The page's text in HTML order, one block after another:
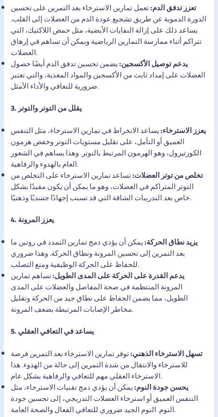
تعزز تدفق الدم:تعمل تمارين الاسترخاء بعد التمرين على تحسين
الدورة الدموية عن طريق تشجيع عودة الدم من العضلات إلى القلب.
يساعد ذلك على إزالة النفايات الأيضية، مثل حمض اللاكتيك، التي
تتراكم أثناء ممارسة التمارين الرياضية ويمكن أن تساهم في إرهاق
العضلات.
يدعم توصيل الأكسجين:يضمن تحسين تدفق الدم أيضًا حصول
العضلات على إمداد ثابت من الأكسجين والمواد المغذية، والتي تعتبر
ضرورية للتعافي والأداء الأمثل.
3. يقلل من التوتر والتوتر
يعزز الاسترخاء:يساعد الانخراط في تمارين الاسترخاء، مثل التنفس
العميق أو التأمل، على تقليل مستويات التوتر وخفض هرمون
الكورتيزول، وهو الهرمون المرتبط بالتوتر. وهذا يساهم في الشعور
العام بالهدوء والرفاهية.
تخلص من توتر العضلات:تساعد تمارين الاسترخاء على التخلص من
التوتر المتراكم في العضلات، وهو ما يمكن أن يكون مفيدًا بشكل
خاص بعد التدريبات الشاقة التي قد تسبب إجهادًا جسديًا وذهنيًا.
4. يعزز المرونة
يزيد نطاق الحركة:يمكن أن يؤدي دمج تمارين التمدد في روتين ما
بعد التمرين إلى تحسين المرونة ونطاق الحركة. وهذا ضروري
للحفاظ على الحركة الوظيفية ومنع التصلب.
يدعم القدرة على الحركة على المدى الطويل:تساهم تمارين
المرونة المنتظمة في صحة المفاصل والعضلات على المدى
الطويل، مما يضمن الحفاظ على نطاق جيد من الحركة وتقليل
مخاطر الإصابات المرتبطة بضعف المرونة.
5. يساعد في التعافي العقلي
تسهل الاسترخاء الذهني:توفر تمارين الاسترخاء بعد التمرين فرصة
للاسترخاء والانتقال من شدة التمرين إلى حالة من الهدوء. هذا
الاسترخاء العقلي مهم للتعافي والرفاهية بشكل عام.
يحسن جودة النوم:يمكن أن يؤدي دمج تقنيات الاسترخاء، مثل
التنفس العميق أو استرخاء العضلات التدريجي، إلى تحسين جودة
النوم. النوم الجيد ضروري للتعافي الفعال والصحة العامة.